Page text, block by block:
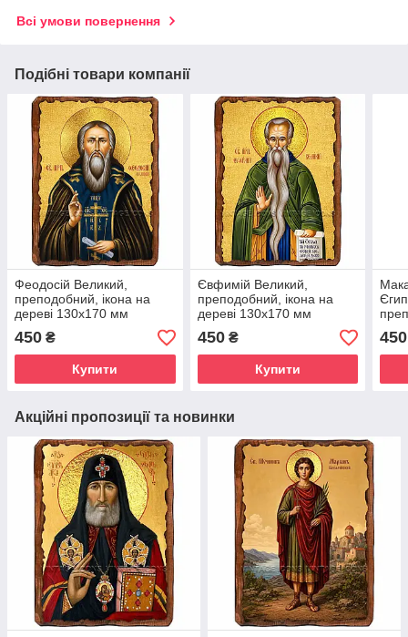
Всі умови повернення
Подібні товари компанії
Феодосій Великий,
преподобний, ікона на
дереві 130х170 мм
(П-3730-1)
450 ₴
Купити
Євфимій Великий,
преподобний, ікона на
дереві 130х170 мм
(П-3499-1)
450₴
Купити
(П-
450
Акційні пропозиції та новинки